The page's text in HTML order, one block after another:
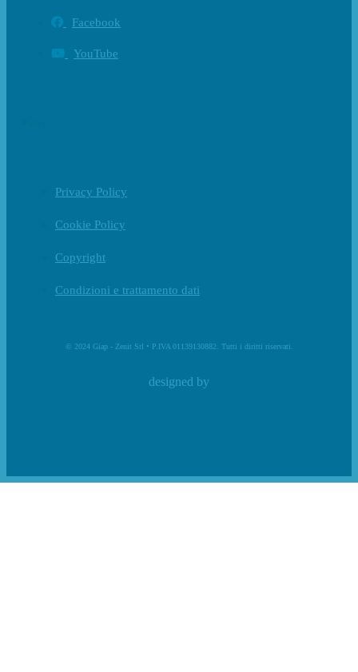
Facebook
YouTube
Privacy Policy
Cookie Policy
Copyright
Condizioni e trattamento dati
© 2024 Giap - Zenit Srl • P.IVA 01139130882. Tutti i diritti riservati.
designed by